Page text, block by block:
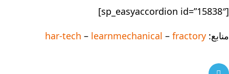
[sp_easyaccordion id=”15838″]
منابع:
har-tech – learnmechanical – fractory